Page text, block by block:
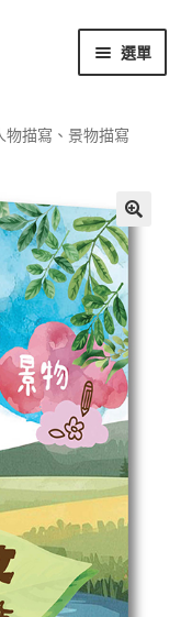
選單
描寫、景物描寫
🔍